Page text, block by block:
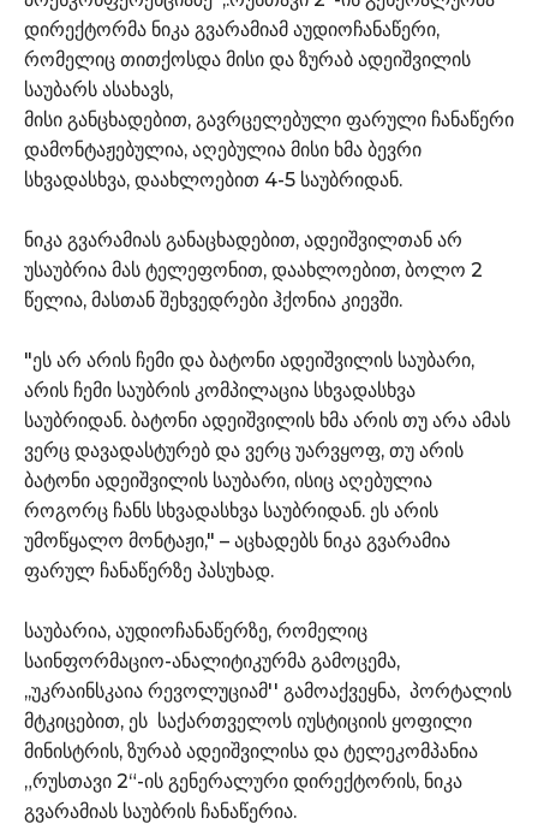
დირექტორმა ნიკა გვარამიამ აუდიოჩანაწერი,
რომელიც თითქოსდა მისი და ზურაბ ადეიშვილის
საუბარს ასახავს,
მისი განცხადებით, გავრცელებული ფარული ჩანაწერი
დამონტაჟებულია, აღებულია მისი ხმა ბევრი
სხვადასხვა, დაახლოებით 4-5 საუბრიდან.
ნიკა გვარამიას განაცხადებით, ადეიშვილთან არ
უსაუბრია მას ტელეფონით, დაახლოებით, ბოლო 2
წელია, მასთან შეხვედრები ჰქონია კიევში.
"ეს არ არის ჩემი და ბატონი ადეიშვილის საუბარი,
არის ჩემი საუბრის კომპილაცია სხვადასხვა
საუბრიდან. ბატონი ადეიშვილის ხმა არის თუ არა ამას
ვერც დავადასტურებ და ვერც უარვყოფ, თუ არის
ბატონი ადეიშვილის საუბარი, ისიც აღებულია
როგორც ჩანს სხვადასხვა საუბრიდან. ეს არის
უმოწყალო მონტაჟი," – აცხადებს ნიკა გვარამია
ფარულ ჩანაწერზე პასუხად.
საუბარია, აუდიოჩანაწერზე, რომელიც
საინფორმაციო-ანალიტიკურმა გამოცემა,
,,უკრაინსკაია რევოლუციამ'' გამოაქვეყნა, პორტალის
მტკიცებით, ეს საქართველოს იუსტიციის ყოფილი
მინისტრის, ზურაბ ადეიშვილისა და ტელეკომპანია
„რუსთავი 2“-ის გენერალური დირექტორის, ნიკა
გვარამიას საუბრის ჩანაწერია.